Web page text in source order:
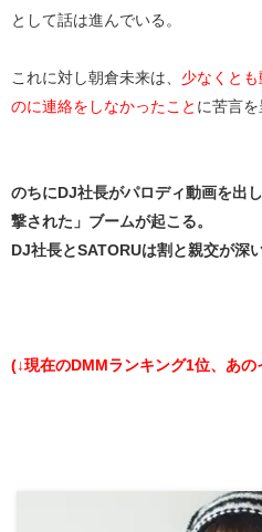
として話は進んでいる。
これに対し朝倉未来は、 少なくと
のに連絡をしなかったこと に苦言を
のちにDJ社長がパロディ動画を出
撃された」ブームが起こる。
DJ社長とSATORUは割と親交が深
(↓現在のDMMランキング1位、あ